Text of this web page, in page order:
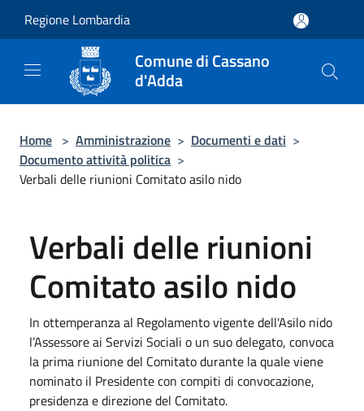
Regione Lombardia
Comune di Cassano
d'Adda
Home > Amministrazione > Documenti e dati >
Documento attività politica >
Verbali delle riunioni Comitato asilo nido
Verbali delle riunioni
Comitato asilo nido
In ottemperanza al Regolamento vigente dell'Asilo nido
l’Assessore ai Servizi Sociali o un suo delegato, convoca
la prima riunione del Comitato durante la quale viene
nominato il Presidente con compiti di convocazione,
presidenza e direzione del Comitato.